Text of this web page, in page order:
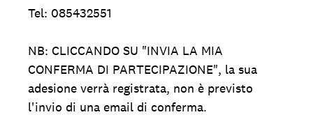
Tel: 085432551
NB: CLICCANDO SU "INVIA LA MIA
CONFERMA DI PARTECIPAZIONE", la sua
adesione verrà registrata, non è previsto
l'invio di una email di conferma.